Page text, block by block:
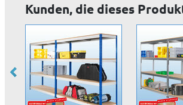
Kunden, die dieses